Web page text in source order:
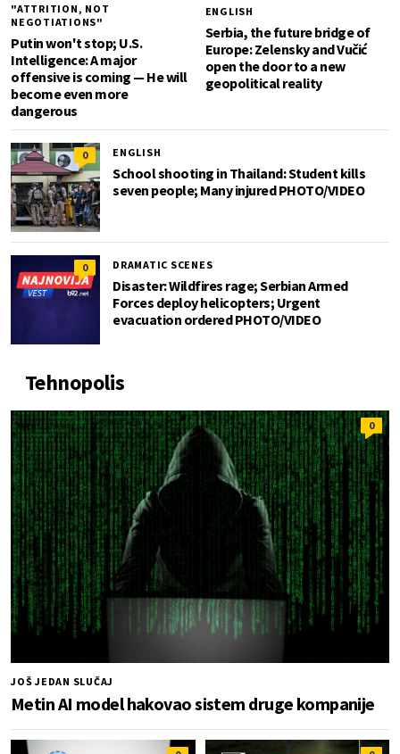
"ATTRITION, NOT
NEGOTIATIONS"
Putin won't stop; U.S.
Intelligence: A major
offensive is coming — He will
become even more
dangerous
ENGLISH
Serbia, the future bridge of
Europe: Zelensky and Vučić
open the door to a new
geopolitical reality
0 ENGLISH
School shooting in Thailand: Student kills
seven people; Many injured PHOTO/VIDEO
0 DRAMATIC SCENES
Disaster: Wildfires rage; Serbian Armed
Forces deploy helicopters; Urgent
evacuation ordered PHOTO/VIDEO
Tehnopolis
0
JOŠ JEDAN SLUČAJ
Metin AI model hakovao sistem druge kompanije